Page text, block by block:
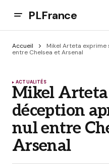
PLFrance
Accueil
Mikel Arteta exprime
entre Chelsea et Arsenal
ACTUALITÉS
Mikel Arteta
déception
nul entre
Arsenal